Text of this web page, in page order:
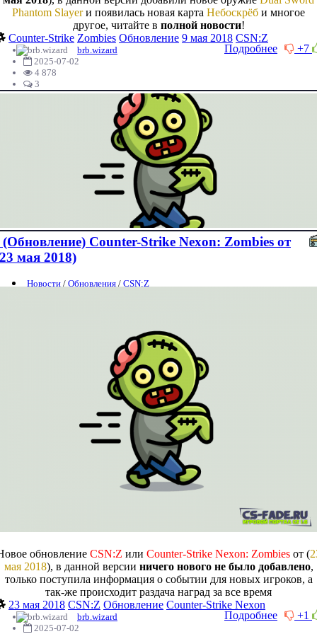
Phantom Slayerи появилась новая карта Небоскрёб и многое
другое, читайте в полной новости!
Counter-Strike Zombies Обновление 9 мая 2018 CSN:Z
+7
Подробнее
brb.wizard
2025-07-02
4 878
3
(Обновление) Counter-Strike Nexon: Zombies от
мая 2018)
Новости / Обновления / CSN:Z
обновление CSN:Z или Counter-Strike Nexon: Zombiesот (
мая 2018), в данной версии ничего нового не было добавлено,
только поступила информация о событии для новых игроков, а
так-же происходит раздача наград за все время
23 мая 2018 CSN:Z Обновление Counter-Strike Nexon
+1
Подробнее
brb.wizard
2025-07-02